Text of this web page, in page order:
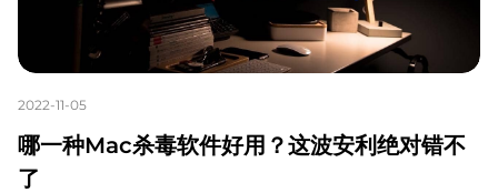
2022-11-05
哪一种Mac杀毒软件好用？这波安利绝对错不
了